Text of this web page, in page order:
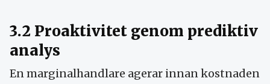
3.2 Proaktivitet genom prediktiv
analys
En marginalhandlare agerar innan kostnaden